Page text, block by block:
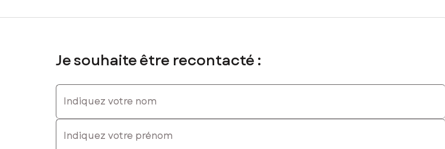
Je souhaite être recontacté :
Indiquez votre nom
Indiquez votre prénom